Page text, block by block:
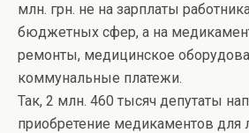
млн. грн. не на зарплаты
бюджетных сфер, а на
ремонты, медицинское
коммунальные платежи.
Так, 2 млн. 460 тысяч депутаты
приобретение медикаментов для